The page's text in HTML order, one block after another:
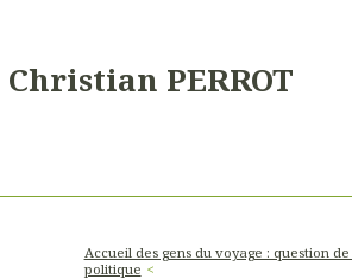
Christian PERROT
Accueil des gens du voyage : question
politique